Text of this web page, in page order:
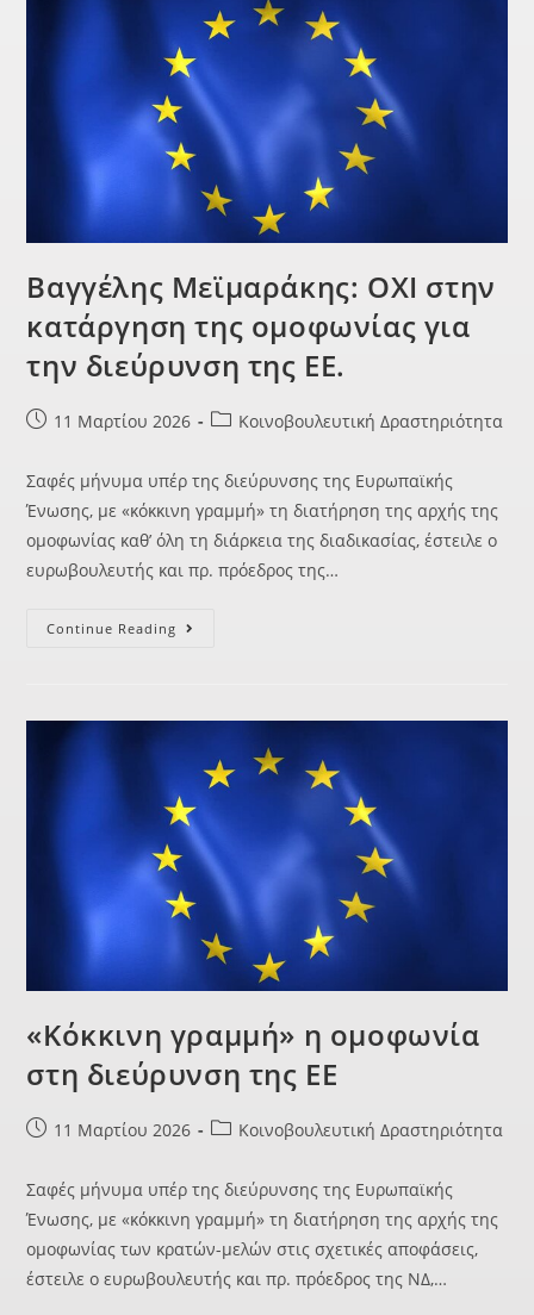
Βαγγέλης Μεϊμαράκης: ΟΧΙ στην
κατάργηση της ομοφωνίας για
την διεύρυνση της ΕΕ.
11 Μαρτίου 2026 Κοινοβουλευτική Δραστηριότητα
Σαφές μήνυμα υπέρ της διεύρυνσης της Ευρωπαϊκής
Ένωσης, με «κόκκινη γραμμή» τη διατήρηση της αρχής της
ομοφωνίας καθ’ όλη τη διάρκεια της διαδικασίας, έστειλε ο
ευρωβουλευτής και πρ. πρόεδρος της…
Continue Reading
«Κόκκινη γραμμή» η ομοφωνία
στη διεύρυνση της ΕΕ
11 Μαρτίου 2026 Κοινοβουλευτική Δραστηριότητα
Σαφές μήνυμα υπέρ της διεύρυνσης της Ευρωπαϊκής
Ένωσης, με «κόκκινη γραμμή» τη διατήρηση της αρχής της
ομοφωνίας των κρατών-μελών στις σχετικές αποφάσεις,
έστειλε ο ευρωβουλευτής και πρ. πρόεδρος της ΝΔ,…